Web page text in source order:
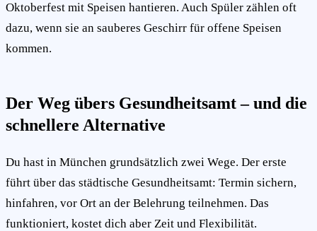
Oktoberfest mit Speisen hantieren. Auch Spüler zählen oft
dazu, wenn sie an sauberes Geschirr für offene Speisen
kommen.
Der Weg übers Gesundheitsamt – und die
schnellere Alternative
Du hast in München grundsätzlich zwei Wege. Der erste
führt über das städtische Gesundheitsamt: Termin sichern,
hinfahren, vor Ort an der Belehrung teilnehmen. Das
funktioniert, kostet dich aber Zeit und Flexibilität.